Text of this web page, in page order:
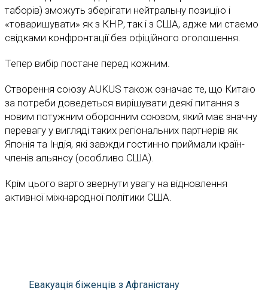
таборів) зможуть зберігати нейтральну позицію і
«товаришувати» як з КНР, так і з США, адже ми стаємо
свідками конфронтації без офіційного оголошення.
Тепер вибір постане перед кожним.
Створення союзу AUKUS також означає те, що Китаю
за потреби доведеться вирішувати деякі питання з
новим потужним оборонним союзом, який має значну
перевагу у вигляді таких регіональних партнерів як
Японія та Індія, які завжди гостинно приймали країн-
членів альянсу (особливо США).
Крім цього варто звернути увагу на відновлення
активної міжнародної політики США.
Евакуація біженців з Афганістану